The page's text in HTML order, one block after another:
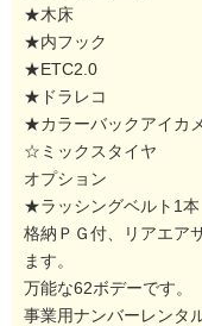
★木床
★内フック
★ETC2.0
★ドラレコ
★カラーバックアイカ
☆ミックスタイヤ
オプション
★ラッシングベルト1
格納ＰＧ付、リアエア
ます。
万能な62ボデーです。
事業用ナンバーレンタ